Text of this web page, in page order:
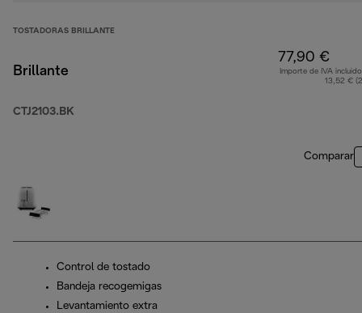
TOSTADORAS BRILLANTE
Brillante
CTJ2103.BK
77,90 €
Importe de IVA
13,52 €
Comparar
Control de tostado
Bandeja recogemigas
Levantamiento extra